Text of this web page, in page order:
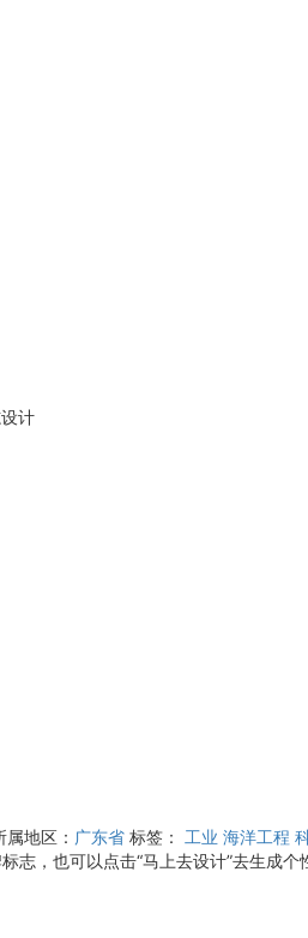
计
属地区： 广东省 标签： 工业 海洋工程
，也可以点击“马上去设计”去生成个